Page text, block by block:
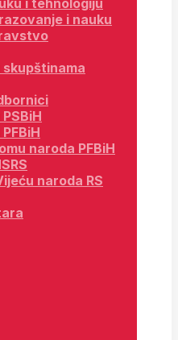
i tehnologiju
i nauku
naroda PFBiH
naroda RS